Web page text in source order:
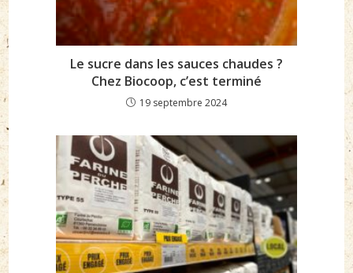
Le sucre dans les sauces chaudes ?
Chez Biocoop, c’est terminé
19 septembre 2024